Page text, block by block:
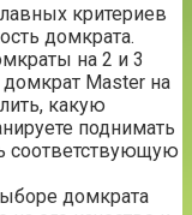
критериев
домкрата.
на 2 и 3
Master на
какую
поднимать
соответствующую
домкрата